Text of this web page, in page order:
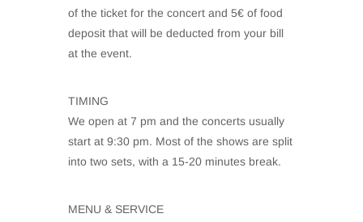
of the ticket for the concert and 5€ of food
deposit that will be deducted from your bill
at the event.
TIMING
We open at 7 pm and the concerts usually
start at 9:30 pm. Most of the shows are split
into two sets, with a 15-20 minutes break.
MENU & SERVICE